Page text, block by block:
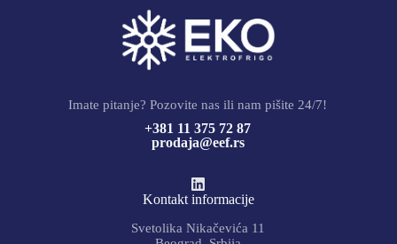
Imate pitanje? Pozovite nas ili nam pišite 24/7!
+381 11 375 72 87
prodaja@eef.rs
Kontakt informacije
Svetolika Nikačevića 11